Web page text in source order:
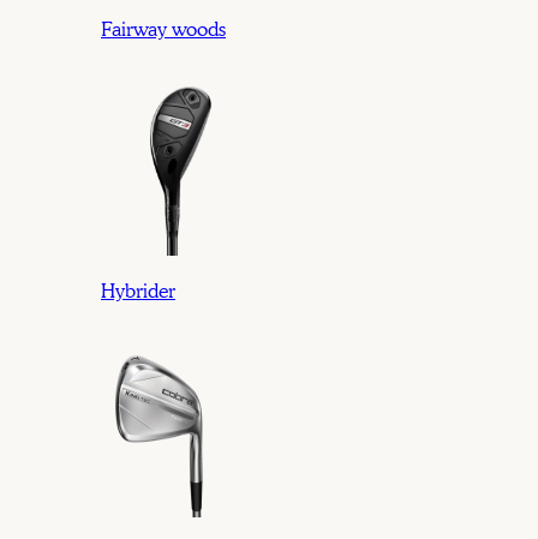
Fairway woods
Hybrider